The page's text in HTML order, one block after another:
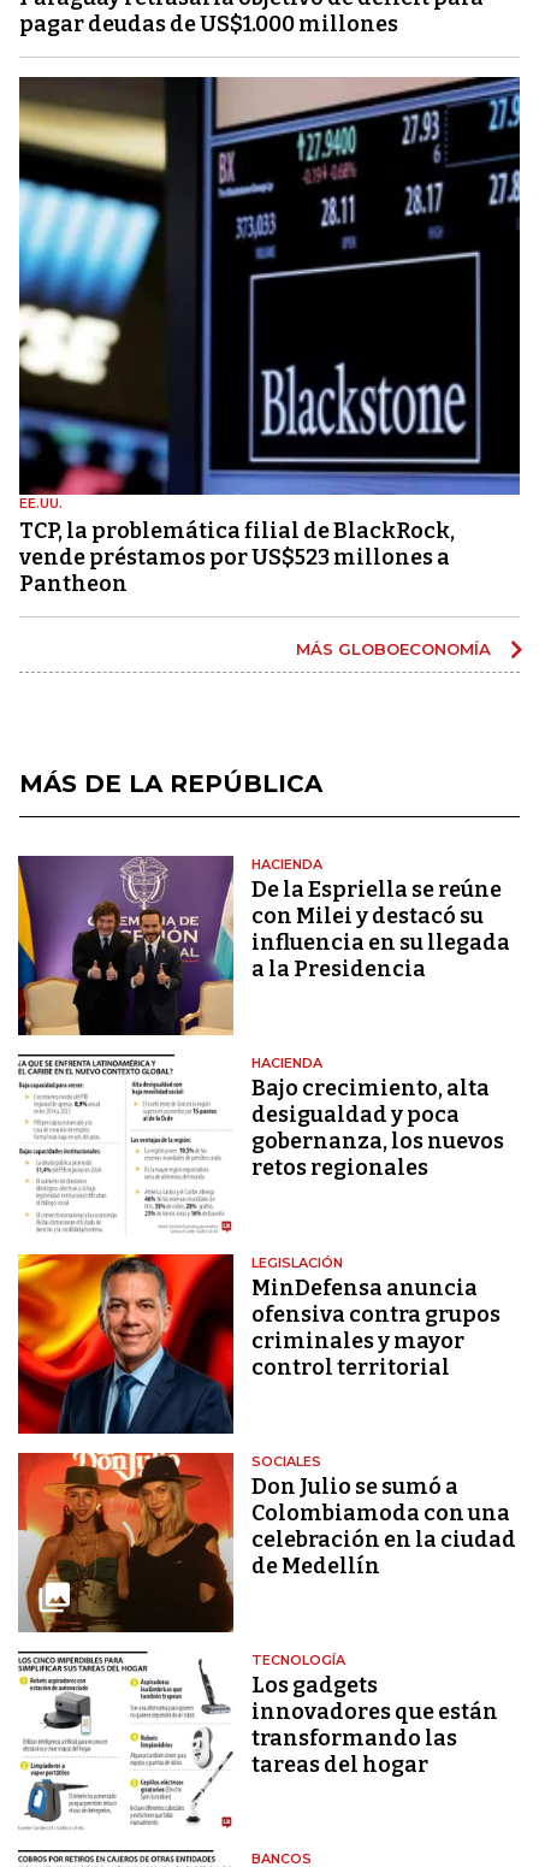
pagar deudas de US$1.000 millones
EE.UU.
TCP, la problemática filial de BlackRock,
vende préstamos por US$523 millones a
Pantheon
MÁS GLOBOECONOMÍA
MÁS DE LA REPÚBLICA
HACIENDA
De la Espriella se reúne
con Milei y destacó su
influencia en su llegada
a la Presidencia
HACIENDA
Bajo crecimiento, alta
desigualdad y poca
gobernanza, los nuevos
retos regionales
LEGISLACIÓN
MinDefensa anuncia
ofensiva contra grupos
criminales y mayor
control territorial
SOCIALES
Don Julio se sumó a
Colombiamoda con una
celebración en la ciudad
de Medellín
TECNOLOGÍA
Los gadgets
innovadores que están
transformando las
tareas del hogar
BANCOS